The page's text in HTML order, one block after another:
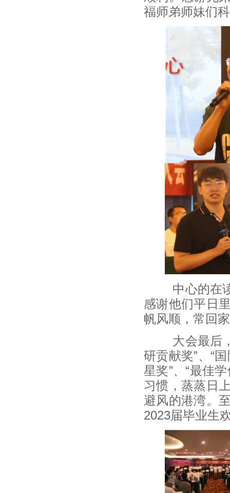
福师弟师妹们
中心的在读
感谢他们平日
帆风顺，常回
大会最后，
研贡献奖”、“
星奖”、“最佳
习惯，蒸蒸日
避风的港湾。
2023届毕业生